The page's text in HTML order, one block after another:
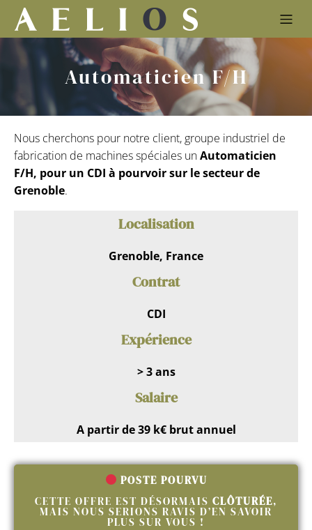
Automaticien F/H
Nous cherchons pour notre client, groupe industriel de
fabrication de machines spéciales unAutomaticien
F/H, pour un CDI à pourvoir sur le secteur de
Grenoble.
Localisation
Grenoble, France
Contrat
CDI
Expérience
> 3 ans
Salaire
A partir de 39 k€ brut annuel
POSTE POURVU
CETTE OFFRE EST DÉSORMAIS CLÔTURÉE,
MAIS NOUS SERIONS RAVIS D’EN SAVOIR
PLUS SUR VOUS !